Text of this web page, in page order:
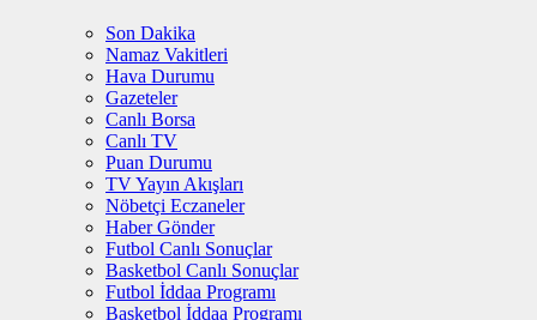
Son Dakika
Namaz Vakitleri
Hava Durumu
Gazeteler
Canlı Borsa
Canlı TV
Puan Durumu
TV Yayın Akışları
Nöbetçi Eczaneler
Haber Gönder
Futbol Canlı Sonuçlar
Basketbol Canlı Sonuçlar
Futbol İddaa Programı
Basketbol İddaa Programı